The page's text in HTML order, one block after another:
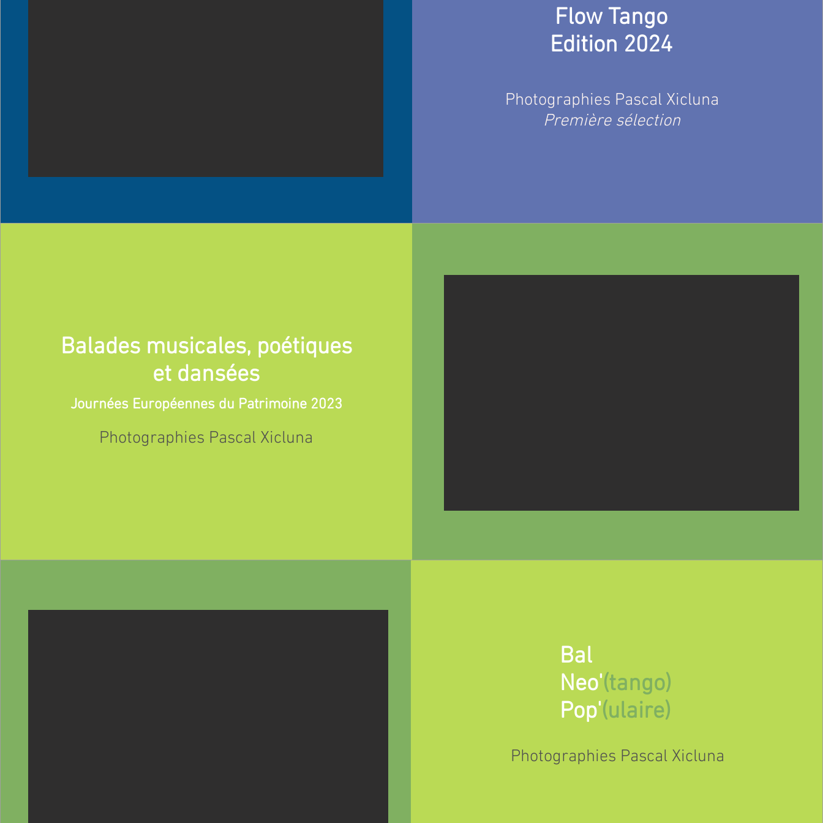
Flow Tango
Edition 2024
Photographies Pascal Xicluna
Première sélection
Balades musicales, poétiques
et dansées
Journées Européennes du Patrimoine 2023
Photographies Pascal Xicluna
Bal
Neo'(tango)
Pop'(ulaire)
Photographies Pascal Xicluna